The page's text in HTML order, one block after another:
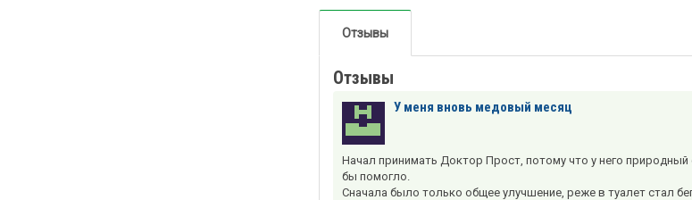
Отзывы
Отзывы
У меня вновь медовый месяц
Начал принимать Доктор Прост, потому что у него
бы помогло.
Сначала было только общее улучшение, реже в туалет стал